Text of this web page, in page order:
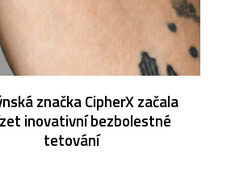
značka CipherX začala
inovativní bezbolestné
tetování